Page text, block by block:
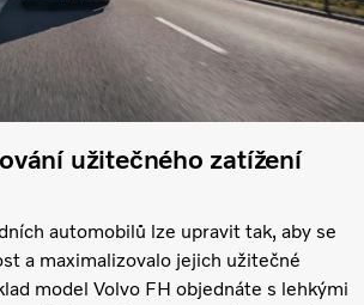
užitečného zatížení
automobilů lze upravit tak, aby se
a maximalizovalo jejich užitečné
model Volvo FH objednáte s lehkými